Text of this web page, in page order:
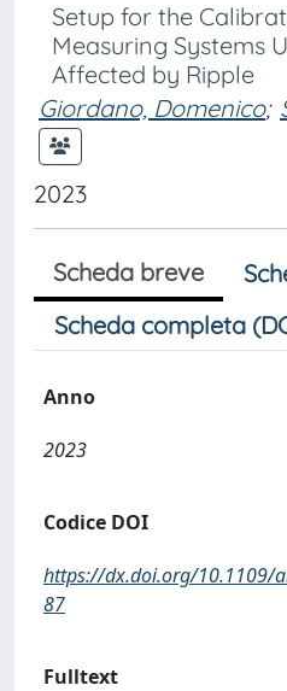
Setup for the
Measuring Systems
Affected by Ripple
Giordano, Domenico;
2023
Scheda breve
Scheda completa
Anno
2023
Codice DOI
https://dx.doi.org/10.1109/
87
Fulltext